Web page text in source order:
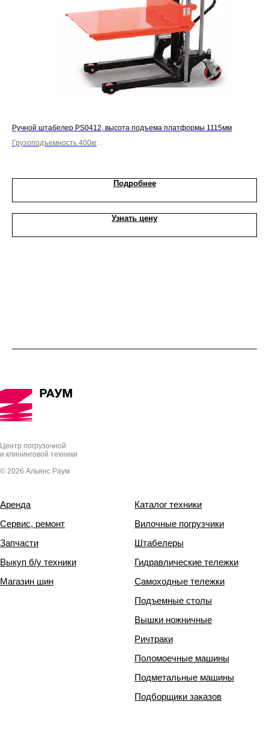
Ручной штабелер PS0412, высота подъема платформы 1115мм
Грузоподъемность 400кг
Подробнее
Узнать цену
Центр погрузочной
и клининговой техники
© 2026 Альянс Раум
Аренда
Сервис, ремонт
Запчасти
Выкуп б/у техники
Магазин шин
Каталог техники
Вилочные погрузчики
Штабелеры
Гидравлические тележки
Самоходные тележки
Подъемные столы
Вышки ножничные
Ричтраки
Поломоечные машины
Подметальные машины
Подборщики заказов